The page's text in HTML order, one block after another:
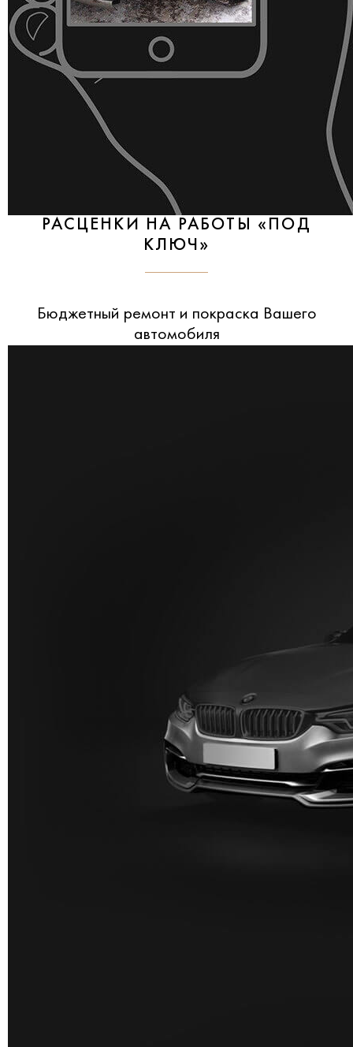
РАСЦЕНКИ НА РАБОТЫ «ПОД
КЛЮЧ»
Бюджетный ремонт и покраска Вашего
автомобиля